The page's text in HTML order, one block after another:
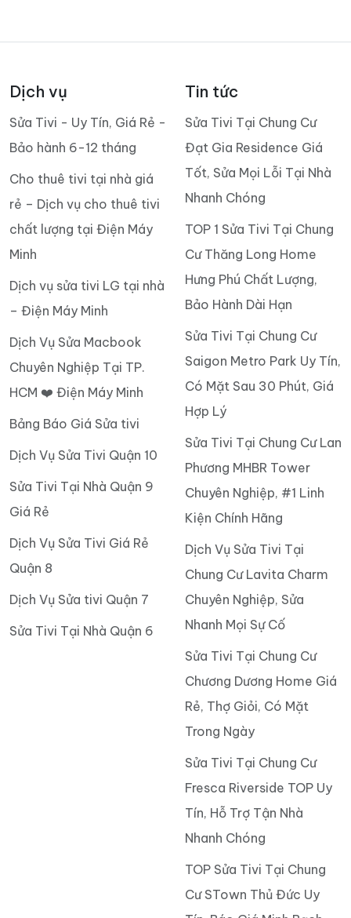
Dịch vụ
Sửa Tivi - Uy Tín, Giá Rẻ -
Bảo hành 6-12 tháng
Cho thuê tivi tại nhà giá
rẻ – Dịch vụ cho thuê tivi
chất lượng tại Điện Máy
Minh
Dịch vụ sửa tivi LG tại nhà
– Điện Máy Minh
Dịch Vụ Sửa Macbook
Chuyên Nghiệp Tại TP.
HCM ❤️ Điện Máy Minh
Bảng Báo Giá Sửa tivi
Dịch Vụ Sửa Tivi Quận 10
Sửa Tivi Tại Nhà Quận 9
Giá Rẻ
Dịch Vụ Sửa Tivi Giá Rẻ
Quận 8
Dịch Vụ Sửa tivi Quận 7
Sửa Tivi Tại Nhà Quận 6
Tin tức
Sửa Tivi Tại Chung Cư
Đạt Gia Residence Giá
Tốt, Sửa Mọi Lỗi Tại Nhà
Nhanh Chóng
TOP 1 Sửa Tivi Tại Chung
Cư Thăng Long Home
Hưng Phú Chất Lượng,
Bảo Hành Dài Hạn
Sửa Tivi Tại Chung Cư
Saigon Metro Park Uy Tín,
Có Mặt Sau 30 Phút, Giá
Hợp Lý
Sửa Tivi Tại Chung Cư Lan
Phương MHBR Tower
Chuyên Nghiệp, #1 Linh
Kiện Chính Hãng
Dịch Vụ Sửa Tivi Tại
Chung Cư Lavita Charm
Chuyên Nghiệp, Sửa
Nhanh Mọi Sự Cố
Sửa Tivi Tại Chung Cư
Chương Dương Home Giá
Rẻ, Thợ Giỏi, Có Mặt
Trong Ngày
Sửa Tivi Tại Chung Cư
Fresca Riverside TOP Uy
Tín, Hỗ Trợ Tận Nhà
Nhanh Chóng
TOP Sửa Tivi Tại Chung
Cư STown Thủ Đức Uy